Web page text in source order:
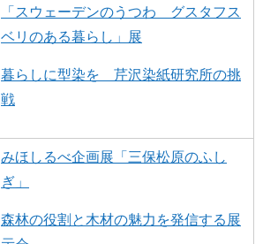
「スウェーデンのうつわ グスタフス
ベリのある暮らし」展
暮らしに型染を 芹沢染紙研究所の挑
戦
みほしるべ企画展「三保松原のふし
ぎ」
森林の役割と木材の魅力を発信する展